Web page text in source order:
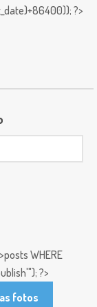
?>
WHERE
?>
fotos